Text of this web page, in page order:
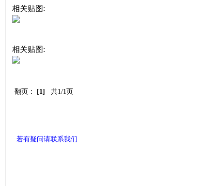
相关贴图:
相关贴图:
翻页： [1] 共1/1页
若有疑问请联系我们